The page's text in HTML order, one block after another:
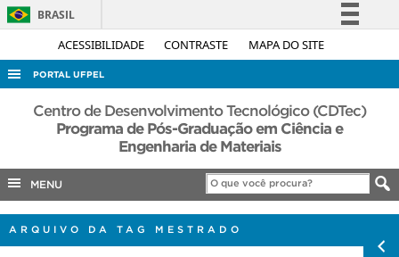
ACESSIBILIDADE CONTRASTE MAPA DO SITE
BRASIL
Simplifique!
Acesso à informação
Legislação
Canais
PORTAL UFPEL
ACESSO À INFORMAÇÃO
AUDITORIA
EDITAIS
Centro de Desenvolvimento Tecnológico (CDTec)
Programa de Pós-Graduação em Ciência e
Engenharia de Materiais
MENU
ARQUIVO DA TAG MESTRADO